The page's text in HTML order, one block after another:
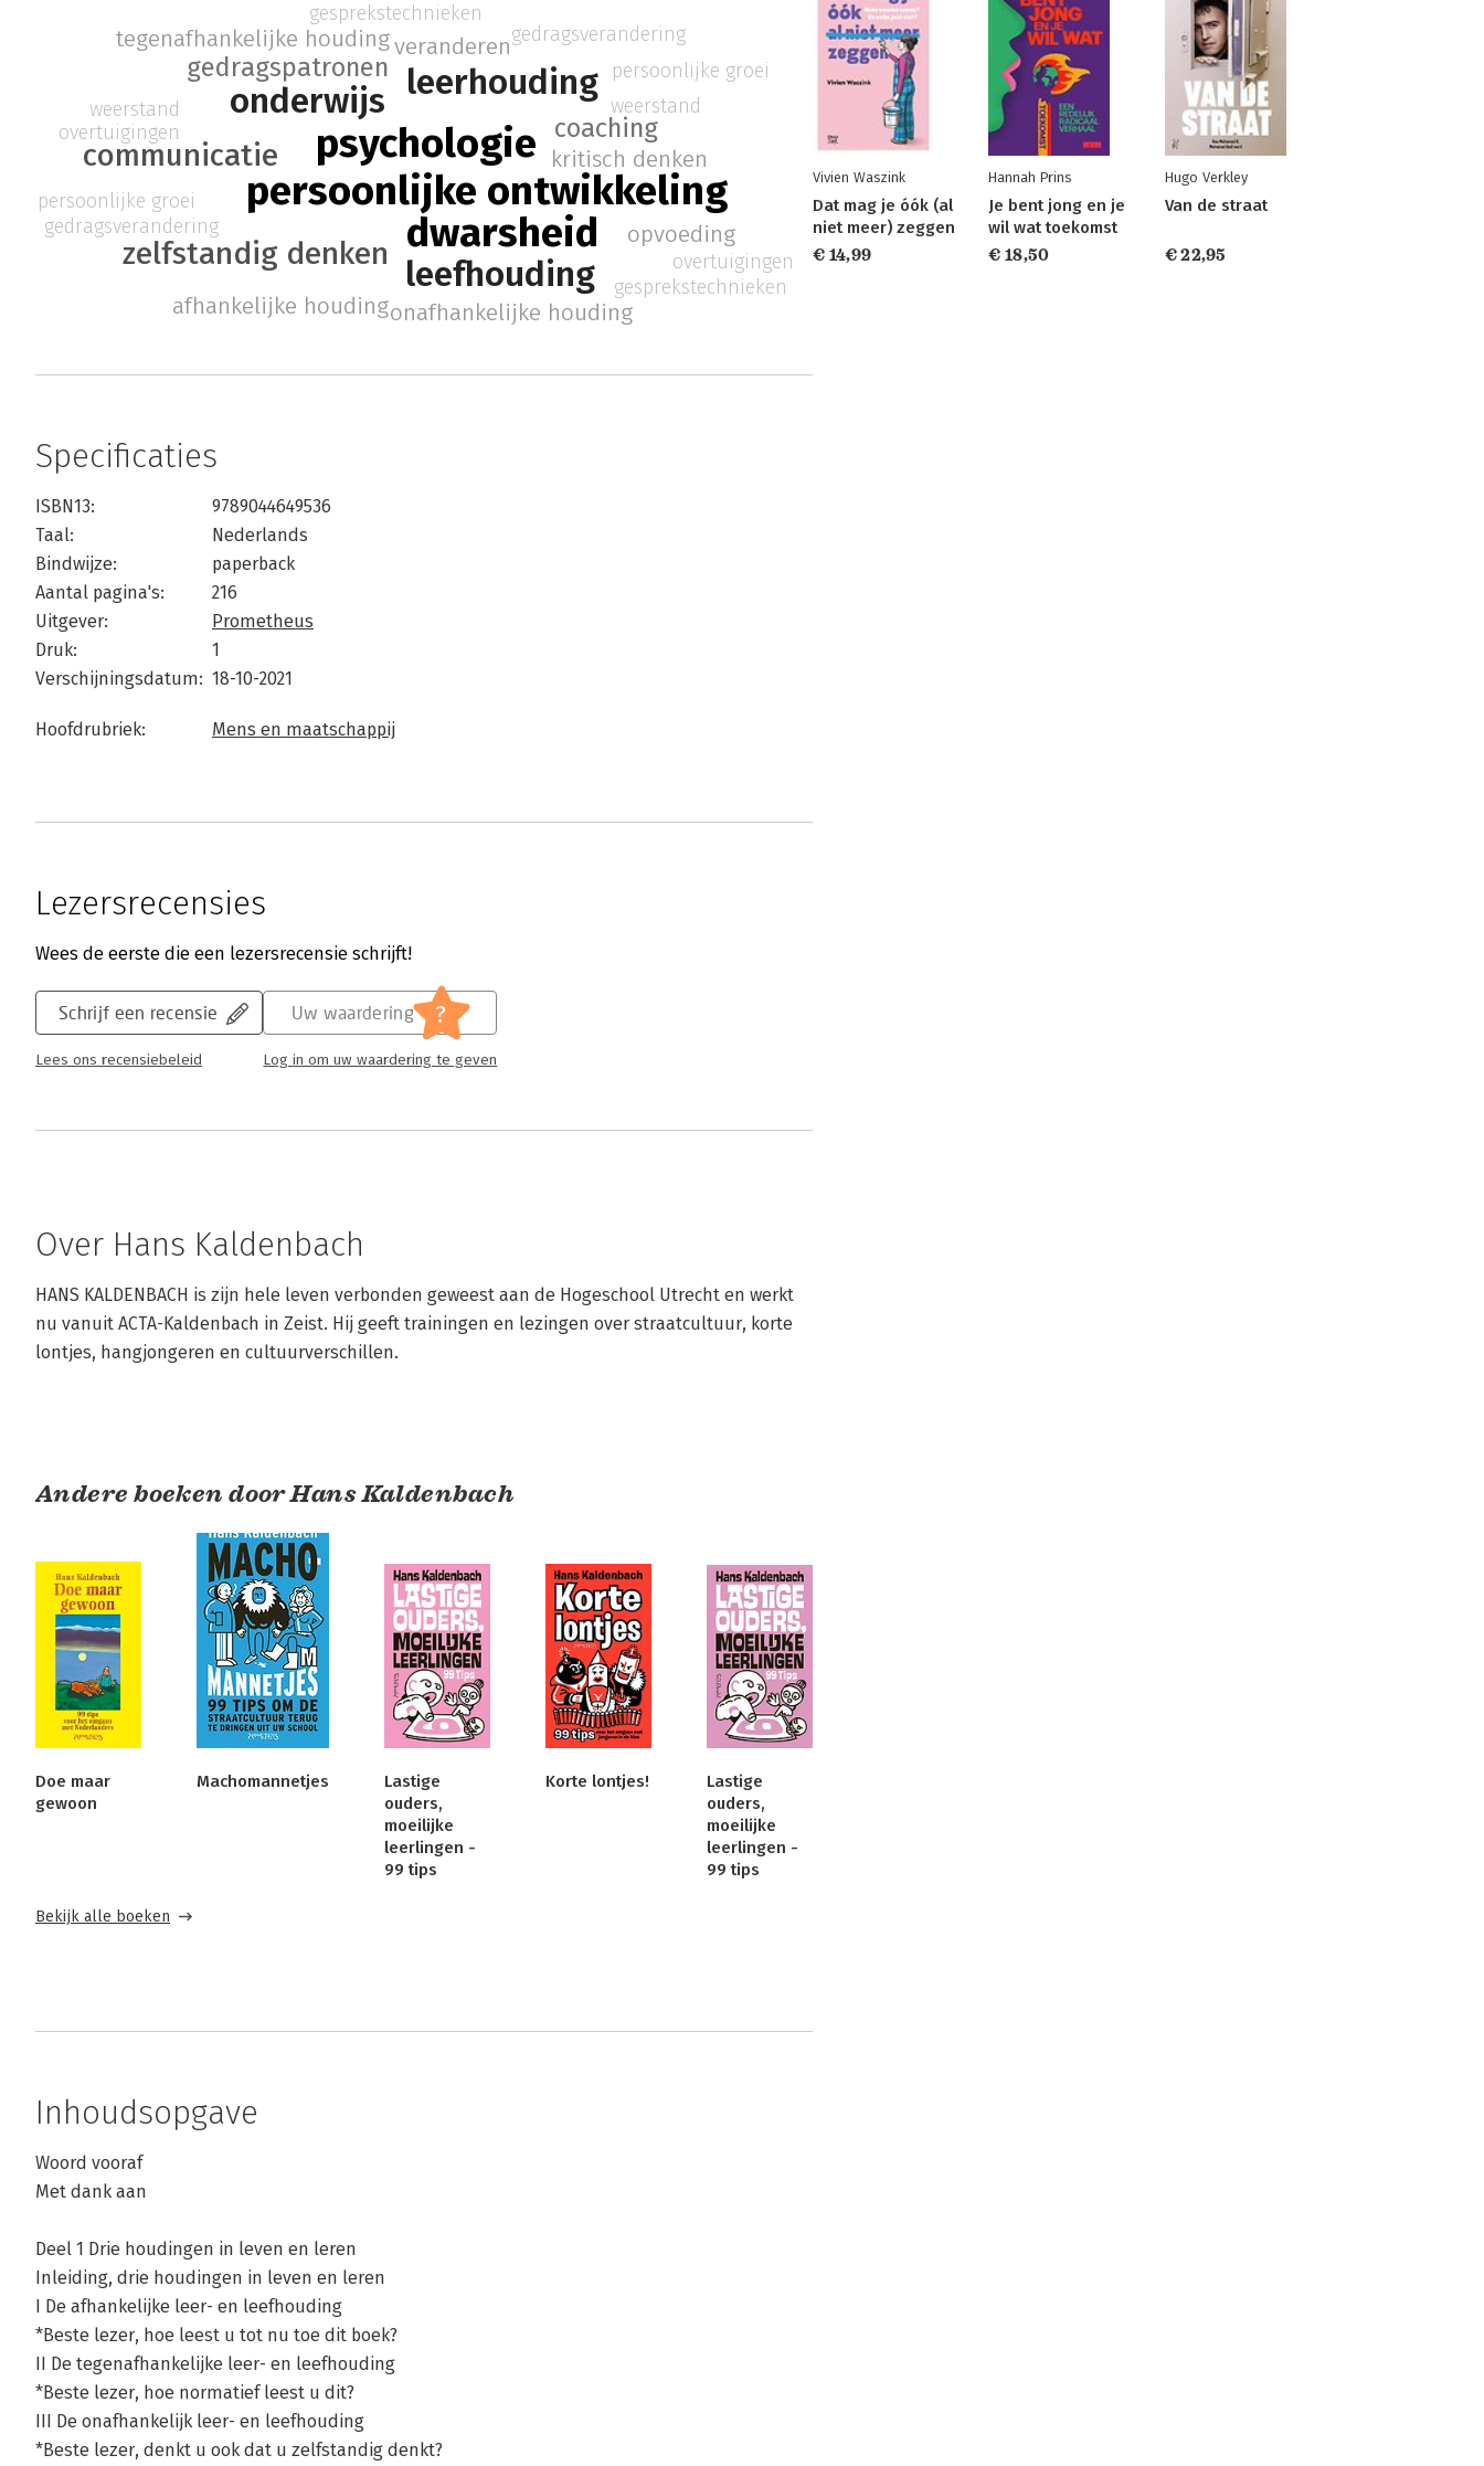
psychologie
persoonlijke ontwikkeling
dwarsheid
onderwijs leerhouding
leefhouding
zelfstandig denken
communicatie
gedragspatronen
coaching
kritisch denken
onafhankelijke houding
veranderen
afhankelijke houding
tegenafhankelijke houding
opvoeding
gedragsverandering
weerstand
persoonlijke groei
overtuigingen
gesprekstechnieken
gedragsverandering
weerstand
persoonlijke groei
overtuigingen
gesprekstechnieken
Specificaties
ISBN13:
9789044649536
Taal:
Nederlands
Bindwijze:
paperback
Aantal pagina's:
216
Uitgever:
Prometheus
Druk:
1
Verschijningsdatum: 18-10-2021
Hoofdrubriek: Mens en maatschappij
Lezersrecensies
Wees de eerste die een lezersrecensie schrijft!
Schrijf een recensie
Lees ons recensiebeleid
Uw waardering ?
Log in om uw waardering te geven
Over Hans Kaldenbach
HANS KALDENBACH is zijn hele leven verbonden geweest aan de Hogeschool Utrecht en werkt
nu vanuit ACTA-Kaldenbach in Zeist. Hij geeft trainingen en lezingen over straatcultuur, korte
lontjes, hangjongeren en cultuurverschillen.
Andere boeken door Hans Kaldenbach
Doe maar
gewoon
Machomannetjes
Lastige
ouders,
moeilijke
leerlingen -
99 tips
Korte lontjes!
Lastige
ouders,
moeilijke
leerlingen -
99 tips
Bekijk alle boeken
Inhoudsopgave
Woord vooraf
Met dank aan
Deel 1 Drie houdingen in leven en leren
Inleiding, drie houdingen in leven en leren
I De afhankelijke leer- en leefhouding
*Beste lezer, hoe leest u tot nu toe dit boek?
II De tegenafhankelijke leer- en leefhouding
*Beste lezer, hoe normatief leest u dit?
III De onafhankelijk leer- en leefhouding
*Beste lezer, denkt u ook dat u zelfstandig denkt?
Vivien Waszink
Dat mag je óók (al
niet meer) zeggen
€ 14,99
Hannah Prins
Je bent jong en je
wil wat toekomst
€ 18,50
Hugo Verkley
Van de straat
€ 22,95